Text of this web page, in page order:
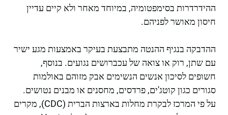
ההידרדרות בסימפטומיה, במיוחד מאחר ולא קיים עדיין
חיסון מאושר לפניהם.
ההדבקה בנגיף ההנטה מתבצעת בעיקר באמצעות מגע ישיר
עם שתן, רוק או צואה של עכברושים נגועים. בנוסף,
חשופים לסיכון אנשים הנשימים אבק מזוהם באולמות
סגורים כגון קוטג'ים, פרדסים, מחסנים או מבנים נטושים.
על פי המרכז לבקרת מחלות בארצות הברית (CDC), מקרים